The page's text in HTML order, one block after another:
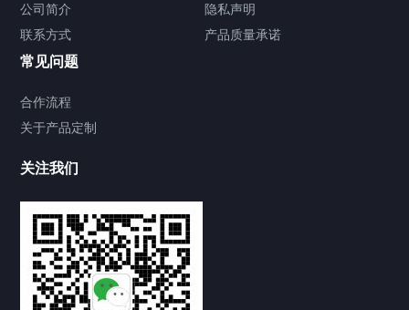
公司简介
联系方式
隐私声明
产品质量承诺
常见问题
合作流程
关于产品定制
关注我们